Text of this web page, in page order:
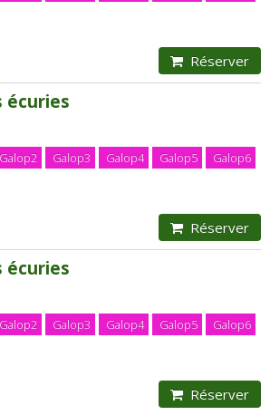
Réserver
écuries
Galop2 Galop3 Galop4 Galop5
Galop6
Réserver
écuries
Galop2 Galop3 Galop4 Galop5
Galop6
Réserver